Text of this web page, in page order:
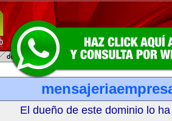
El dueño de este dominio lo